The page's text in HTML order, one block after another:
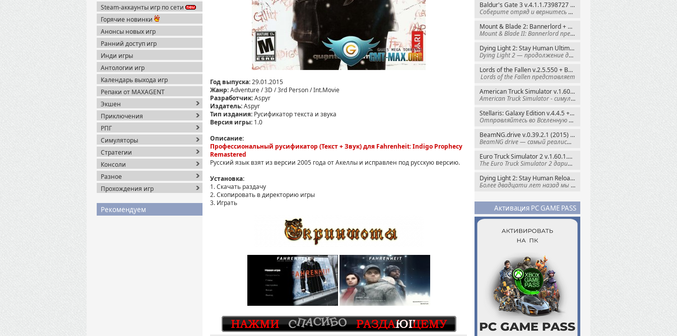
Baldur's Gate 3 v.4.1.1.7398727 + Все DLC (2023) GOG-Rip
Соберите отряд и вернитесь в Забытые
Mount & Blade 2: Bannerlord + War Sails v.1.4.7.117484 (2025) GOG
Mount & Blade II: Bannerlord представляет
Dying Light 2: Stay Human Ultimate Edition v.1.29.0 + Все DLC (2022) Пиратка
Dying Light 2 — продолжение динамичного
Lords of the Fallen v.2.5.550 + Все DLC (2023) Пиратка
Lords of the Fallen представляет
American Truck Simulator v.1.60.1.8s + Все DLC (2016) Пиратка
American Truck Simulator - симулятор
Stellaris: Galaxy Edition v.4.4.5 + Все DLC (2016) Пиратка
Отправляйтесь во Вселенную полную чудес и
BeamNG.drive v.0.39.2.1 (2015) RePack
BeamNG drive — самый реалистичный
Euro Truck Simulator 2 v.1.60.1.7s + Все DLC (2012) Пиратка
The Euro Truck Simulator 2 дарит вам опыт
Dying Light 2: Stay Human Reloaded Edition v.1.28.3 + Все DLC (2022) RePack
Более двадцати лет назад мы пытались
Активация PC GAME PASS
Steam-аккаунты игр по сети
Горячие новинки
Анонсы новых игр
Ранний доступ игр
Инди игры
Антологии игр
Календарь выхода игр
Репаки от MAXAGENT
Экшен
Приключения
РПГ
Симуляторы
Стратегии
Консоли
Разное
Прохождения игр
Рекомендуем
Год выпуска:29.01.2015
Жанр:Adventure / 3D / 3rd Person / Int.Movie
Разработчик:Aspyr
Издатель:Aspyr
Тип издания: Русификатор текста и звука
Версия игры: 1.0
Описание:
Профессиональный русификатор (Текст + Звук) для Fahrenheit: Indigo Prophecy
Remastered
Русский язык взят из версии 2005 года от Акеллы и исправлен под русскую версию.
Установка:
1. Скачать раздачу
2. Скопировать в директорию игры
3. Играть